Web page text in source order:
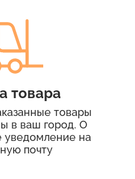
товара
товары
в ваш город. О
уведомление на
почту